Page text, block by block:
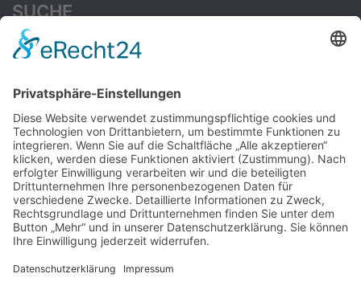
SUCHE
Suchen
nach:
CAMBRIDGE ENGLISH